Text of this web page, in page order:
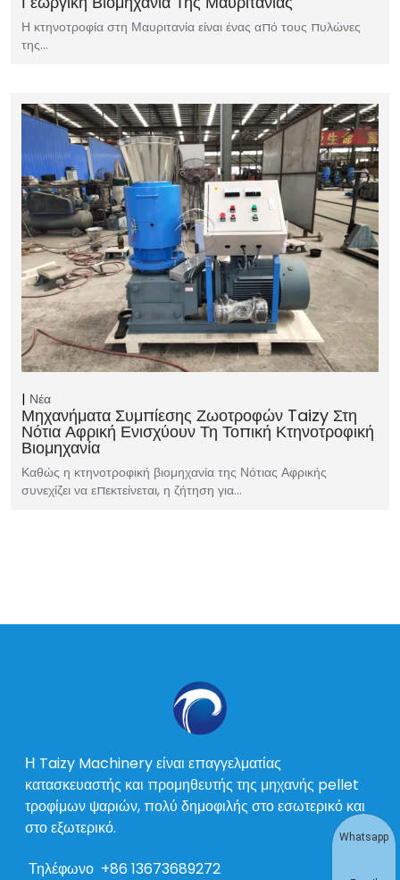
Η κτηνοτροφία στη Μαυριτανία είναι ένας από τους πυλώνες
της…
Νέα
Μηχανήματα Συμπίεσης Ζωοτροφών Taizy Στη
Νότια Αφρική Ενισχύουν Τη Τοπική Κτηνοτροφική
Βιομηχανία
Καθώς η κτηνοτροφική βιομηχανία της Νότιας Αφρικής
συνεχίζει να επεκτείνεται, η ζήτηση για…
Η Taizy Machinery είναι επαγγελματίας
κατασκευαστής και προμηθευτής της μηχανής pellet
τροφίμων ψαριών, πολύ δημοφιλής στο εσωτερικό και
στο εξωτερικό.
Τηλέφωνο +86 13673689272
Whatsapp